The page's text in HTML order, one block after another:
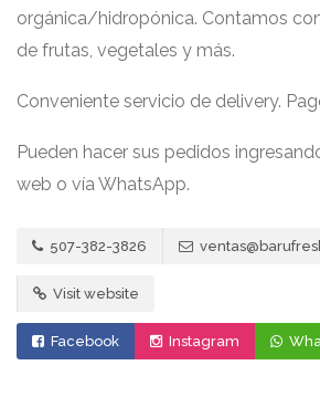
orgánica/hidropónica. Contamos
de frutas, vegetales y más.
Conveniente servicio de delivery.
Pueden hacer sus pedidos
web o vía WhatsApp.
507-382-3826
Visit website
Facebook Instagram